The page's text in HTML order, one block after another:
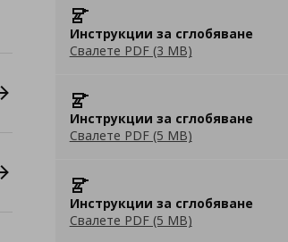
Инструкции за сглобяване
Свалете PDF (3 MB)
Инструкции за сглобяване
Свалете PDF (5 MB)
Инструкции за сглобяване
Свалете PDF (5 MB)